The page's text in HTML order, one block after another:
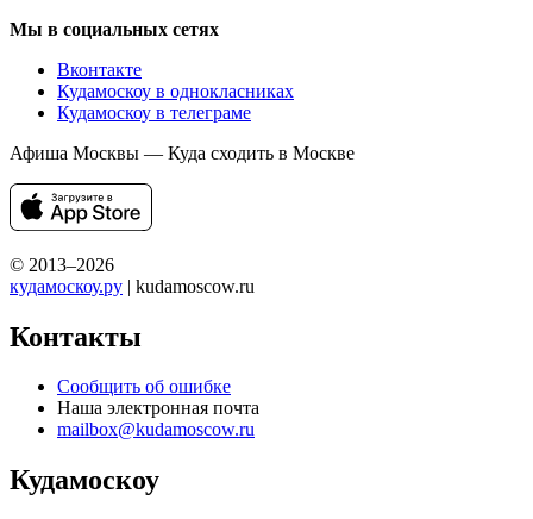
Мы в социальных сетях
Вконтакте
Кудамоскоу в однокласниках
Кудамоскоу в телеграме
Афиша Москвы — Куда сходить в Москве
© 2013–2026
кудамоскоу.ру | kudamoscow.ru
Контакты
Сообщить об ошибке
Наша электронная почта
mailbox@kudamoscow.ru
Кудамоскоу